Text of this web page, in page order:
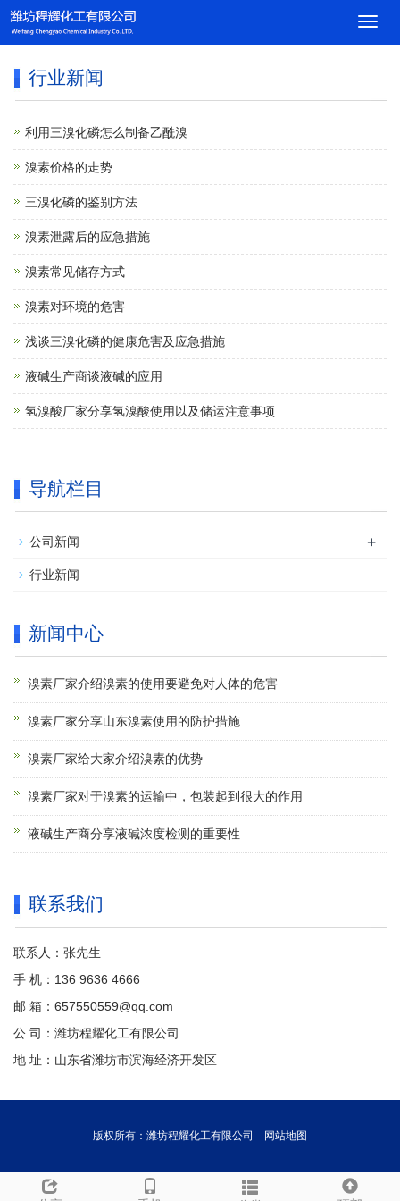
导
行业新闻
利用三溴化磷怎么制备乙酰溴
溴素价格的走势
三溴化磷的鉴别方法
溴素泄露后的应急措施
溴素常见储存方式
溴素对环境的危害
浅谈三溴化磷的健康危害及应急措施
液碱生产商谈液碱的应用
氢溴酸厂家分享氢溴酸使用以及储运注意事项
导航栏目
公司新闻 +
行业新闻
新闻中心
溴素厂家介绍溴素的使用要避免对人体的危害
溴素厂家分享山东溴素使用的防护措施
溴素厂家给大家介绍溴素的优势
溴素厂家对于溴素的运输中，包装起到很大的作用
液碱生产商分享液碱浓度检测的重要性
联系我们
联系人：张先生
手 机：136 9636 4666
邮 箱：657550559@qq.com
公 司：潍坊程耀化工有限公司
地 址：山东省潍坊市滨海经济开发区
版权所有：潍坊程耀化工有限公司 网站地图